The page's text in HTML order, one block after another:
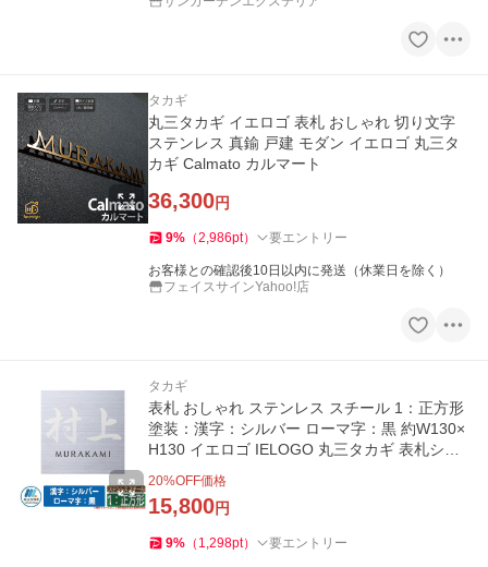
タカギ
丸三タカギ イエロゴ 表札 おしゃれ 切り文字
ステンレス 真鍮 戸建 モダン イエロゴ 丸三タ
カギ Calmato カルマート
36,300円
9% （2,986pt） 要エントリー
お客様との確認後10日以内に発送（休業日を除く）
フェイスサインYahoo!店
タカギ
表札 おしゃれ ステンレス スチール 1：正方形
塗装：漢字：シルバー ローマ字：黒 約W130×
H130 イエロゴ IELOGO 丸三タカギ 表札シュ
20%OFF価格
15,800円
9% （ 1,298pt） 要エントリー